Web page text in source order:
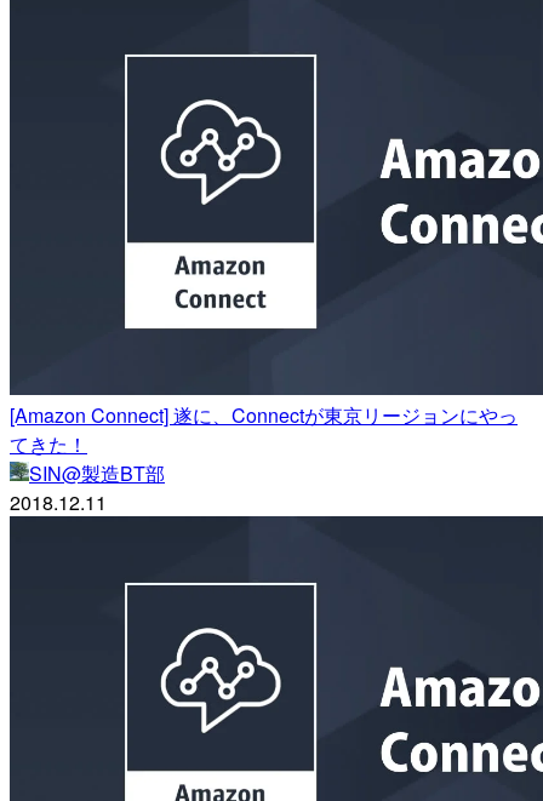
[Amazon Connect] 遂に、Connectが東京リージョンにやっ
てきた！
SIN@製造BT部
2018.12.11